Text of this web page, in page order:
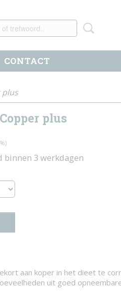
CONTACT
plus
plus
binnen 3 werkdagen
aan koper in het dieet te
uit goed